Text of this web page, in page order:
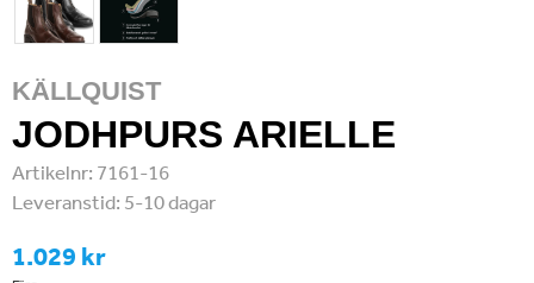
KÄLLQUIST
JODHPURS ARIELLE
Artikelnr: 7161-16
Leveranstid: 5-10 dagar
1.029 kr